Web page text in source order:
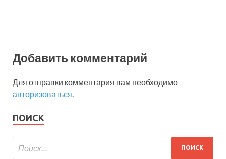
Добавить комментарий
Для отправки комментария вам необходимо
авторизоваться
ПОИСК